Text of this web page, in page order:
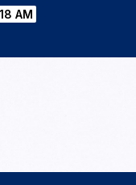
AM